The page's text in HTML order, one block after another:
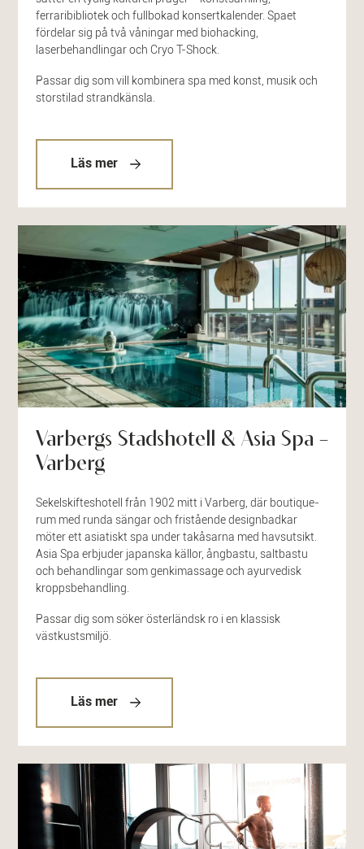
ferraribibliotek och fullbokad konsertkalender. Spaet
fördelar sig på två våningar med biohacking,
laserbehandlingar och Cryo T-Shock.
Passar dig som vill kombinera spa med konst, musik och
storstilad strandkänsla.
Läs mer
Varbergs Stadshotell & Asia Spa –
Varberg
Sekelskifteshotell från 1902 mitt i Varberg, där boutique-
rum med runda sängar och fristående designbadkar
möter ett asiatiskt spa under takåsarna med havsutsikt.
Asia Spa erbjuder japanska källor, ångbastu, saltbastu
och behandlingar som genkimassage och ayurvedisk
kroppsbehandling.
Passar dig som söker österländsk ro i en klassisk
västkustsmiljö.
Läs mer